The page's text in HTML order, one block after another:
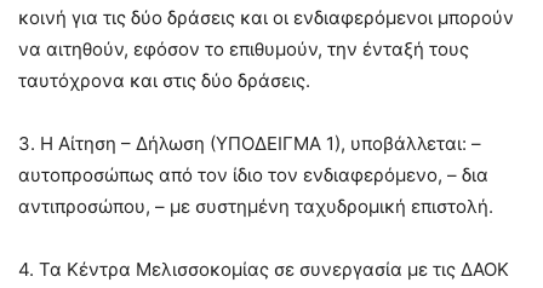
κοινή για τις δύο δράσεις και οι ενδιαφερόµενοι µπορούν
να αιτηθούν, εφόσον το επιθυµούν, την ένταξή τους
ταυτόχρονα και στις δύο δράσεις.
3. Η Αίτηση – ∆ήλωση (ΥΠΟ∆ΕΙΓΜΑ 1), υποβάλλεται: –
αυτοπροσώπως από τον ίδιο τον ενδιαφερόµενο, – δια
αντιπροσώπου, – µε συστηµένη ταχυδροµική επιστολή.
4. Τα Κέντρα Μελισσοκοµίας σε συνεργασία µε τις ∆ΑΟΚ